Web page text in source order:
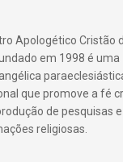
Apologético Cristão
em 1998 é uma
que promove a fé
de pesquisas e
religiosas.